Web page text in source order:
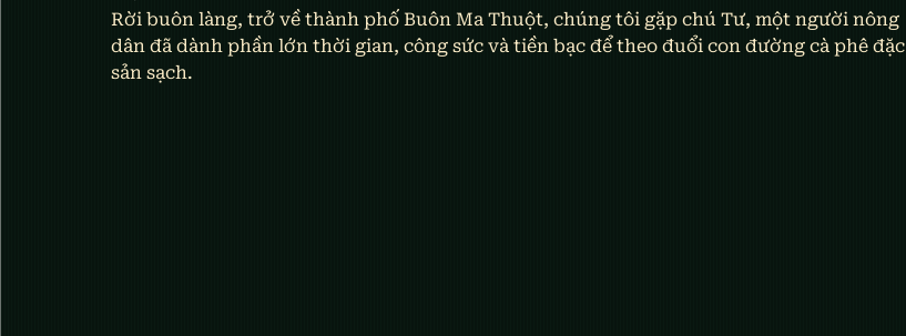
Rời buôn làng, trở về thành phố Buôn Ma Thuột, chúng tôi gặp chú Tư, một người nông
dân đã dành phần lớn thời gian, công sức và tiền bạc để theo đuổi con đường cà phê đặc
sản sạch.